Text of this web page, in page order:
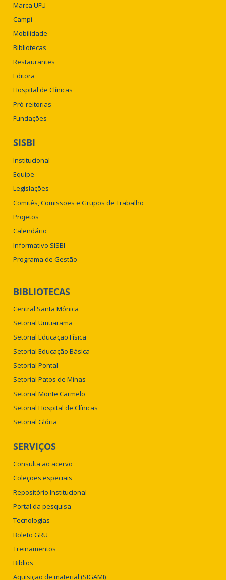
Marca UFU
Campi
Mobilidade
Bibliotecas
Restaurantes
Editora
Hospital de Clínicas
Pró-reitorias
Fundações
SISBI
Institucional
Equipe
Legislações
Comitês, Comissões e Grupos de Trabalho
Projetos
Calendário
Informativo SISBI
Programa de Gestão
BIBLIOTECAS
Central Santa Mônica
Setorial Umuarama
Setorial Educação Física
Setorial Educação Básica
Setorial Pontal
Setorial Patos de Minas
Setorial Monte Carmelo
Setorial Hospital de Clínicas
Setorial Glória
SERVIÇOS
Consulta ao acervo
Coleções especiais
Repositório Institucional
Portal da pesquisa
Tecnologias
Boleto GRU
Treinamentos
Biblios
Aquisição de material (SIGAMI)